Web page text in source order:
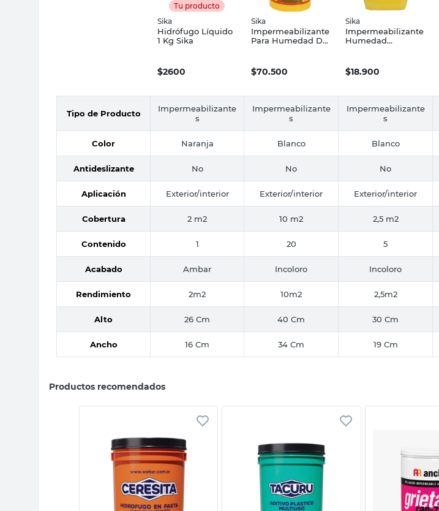
Tu producto
Sika
Hidrófugo Líquido
1 Kg Sika
$2600
Sika
Impermeabilizante
Para Humedad De
$70.500
Sika
Impermeabilizante
Humedad
$18.900
Tipo de Producto
Impermeabilizante
s
Impermeabilizante
s
Impermeabilizante
s
Color Naranja Blanco Blanco
Antideslizante No No No
Aplicación Exterior/interior Exterior/interior Exterior/interior
Cobertura 2 m2 10 m2 2,5 m2
Contenido 1 20 5
Acabado Ambar Incoloro Incoloro
Rendimiento 2m2 10m2 2,5m2
Alto 26 Cm 40 Cm 30 Cm
Ancho 16 Cm 34 Cm 19 Cm
Productos recomendados